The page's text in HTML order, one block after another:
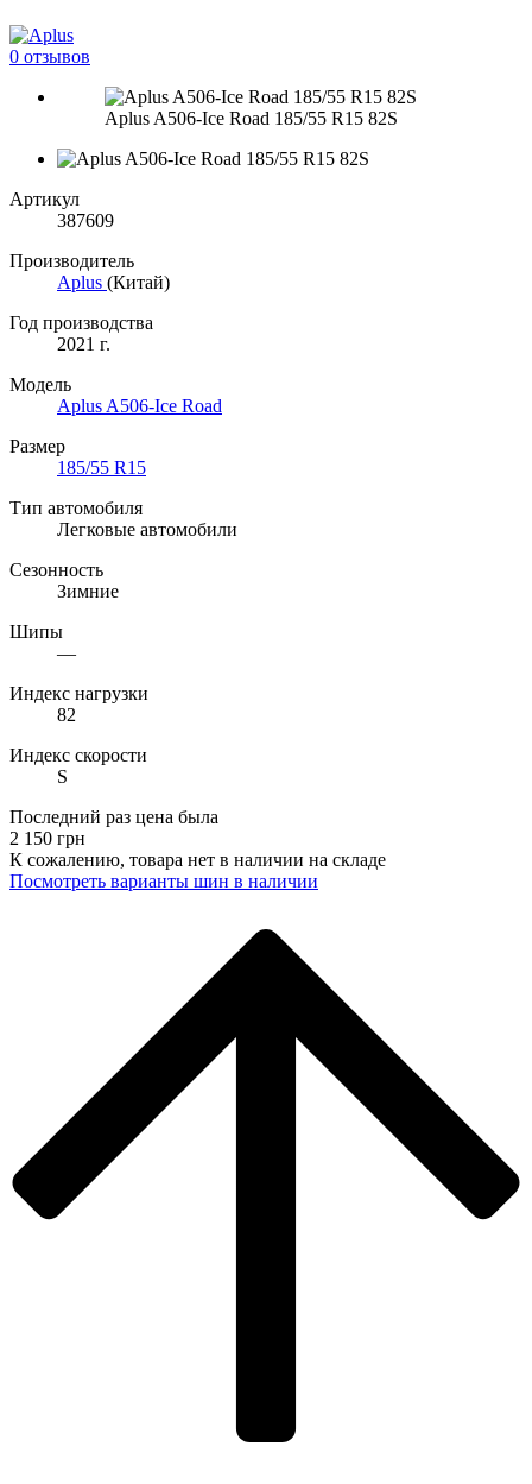
0 отзывов
Aplus A506-Ice Road 185/55 R15 82S
Артикул
387609
Производитель
Aplus (Китай)
Год производства
2021 г.
Модель
Aplus A506-Ice Road
Размер
185/55 R15
Тип автомобиля
Легковые автомобили
Сезонность
Зимние
Шипы
—
Индекс нагрузки
82
Индекс скорости
S
Последний раз цена была
2 150 грн
К сожалению, товара нет в наличии на складе
Поcмотреть варианты шин в наличии